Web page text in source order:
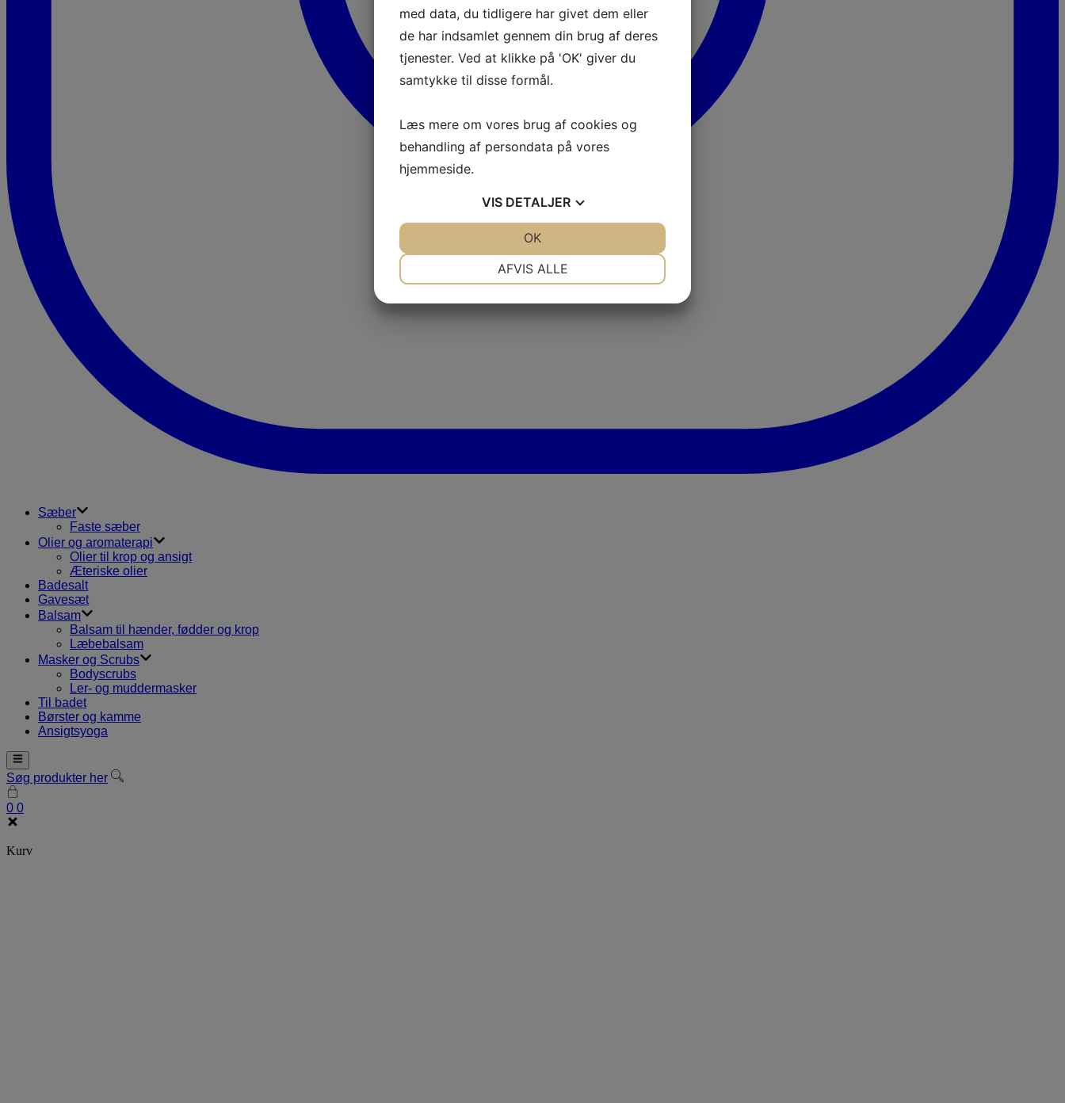
Sæber
Faste sæber
Olier og aromaterapi
Olier til krop og ansigt
Æteriske olier
Badesalt
Gavesæt
Balsam
Balsam til hænder, fødder og krop
Læbebalsam
Masker og Scrubs
Bodyscrubs
Ler- og muddermasker
Til badet
Børster og kamme
Ansigtsyoga
Søg produkter her
0 0
Kurv
med data, du tidligere har givet dem eller
de har indsamlet gennem din brug af deres
tjenester. Ved at klikke på 'OK' giver du
samtykke til disse formål.
Læs mere om vores brug af cookies og
behandling af persondata på vores
hjemmeside.
VIS DETALJER
AFVIS ALLE
OK